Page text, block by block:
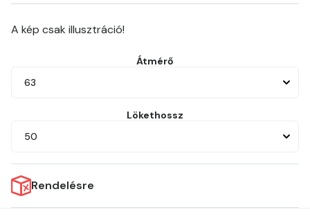
A kép csak illusztráció!
Átmérő
63
Lökethossz
50
Rendelésre